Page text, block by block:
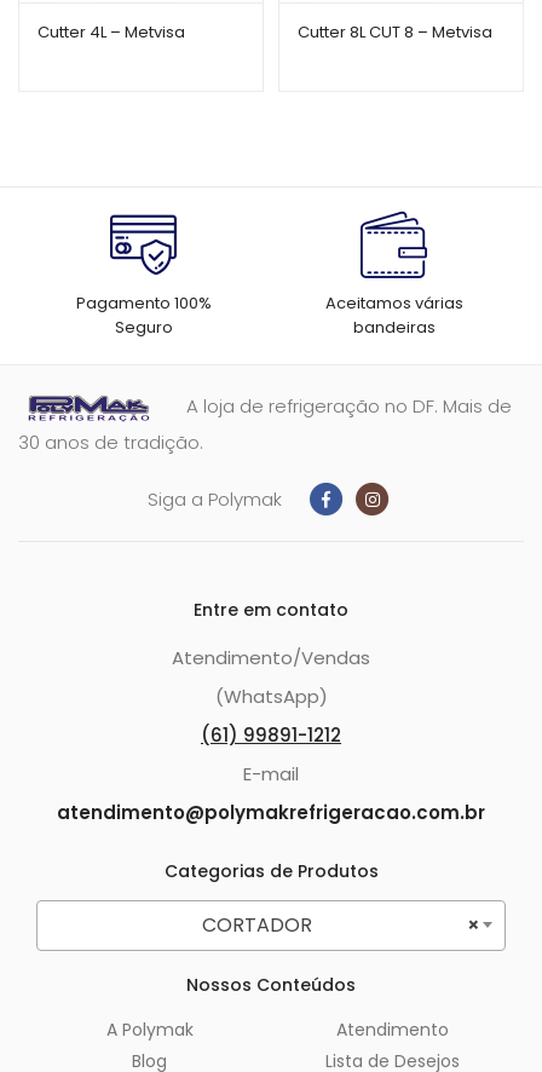
Cutter 4L – Metvisa Cutter 8L CUT 8 – Metvisa
Pagamento 100%
Seguro
Aceitamos várias
bandeiras
A loja de refrigeração no DF. Mais de
30 anos de tradição.
Siga a Polymak
Entre em contato
Atendimento/Vendas
(WhatsApp)
(61) 99891-1212
E-mail
atendimento@polymakrefrigeracao.com.br
Categorias de Produtos
×
CORTADOR
Nossos Conteúdos
A Polymak
Blog
Atendimento
Lista de Desejos